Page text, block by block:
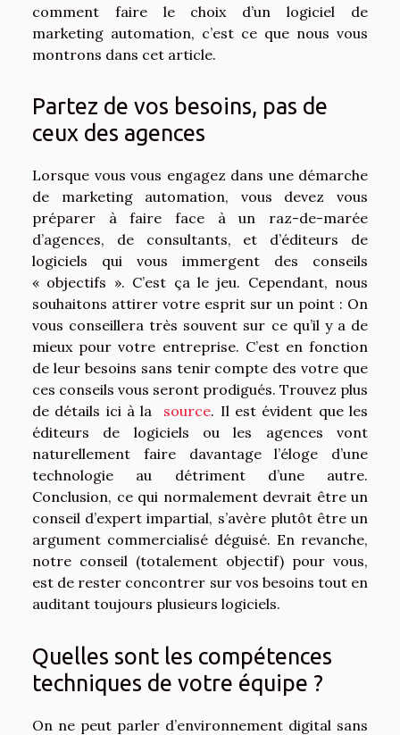
comment faire le choix d’un logiciel de
marketing automation, c’est ce que nous vous
montrons dans cet article.
Partez de vos besoins, pas de
ceux des agences
Lorsque vous vous engagez dans une démarche
de marketing automation, vous devez vous
préparer à faire face à un raz-de-marée
d’agences, de consultants, et d’éditeurs de
logiciels qui vous immergent des conseils
« objectifs ». C’est ça le jeu. Cependant, nous
souhaitons attirer votre esprit sur un point : On
vous conseillera très souvent sur ce qu’il y a de
mieux pour votre entreprise. C’est en fonction
de leur besoins sans tenir compte des votre que
ces conseils vous seront prodigués. Trouvez plus
de détails ici à la source. Il est évident que les
éditeurs de logiciels ou les agences vont
naturellement faire davantage l’éloge d’une
technologie au détriment d’une autre.
Conclusion, ce qui normalement devrait être un
conseil d’expert impartial, s’avère plutôt être un
argument commercialisé déguisé. En revanche,
notre conseil (totalement objectif) pour vous,
est de rester concontrer sur vos besoins tout en
auditant toujours plusieurs logiciels.
Quelles sont les compétences
techniques de votre équipe ?
On ne peut parler d’environnement digital sans